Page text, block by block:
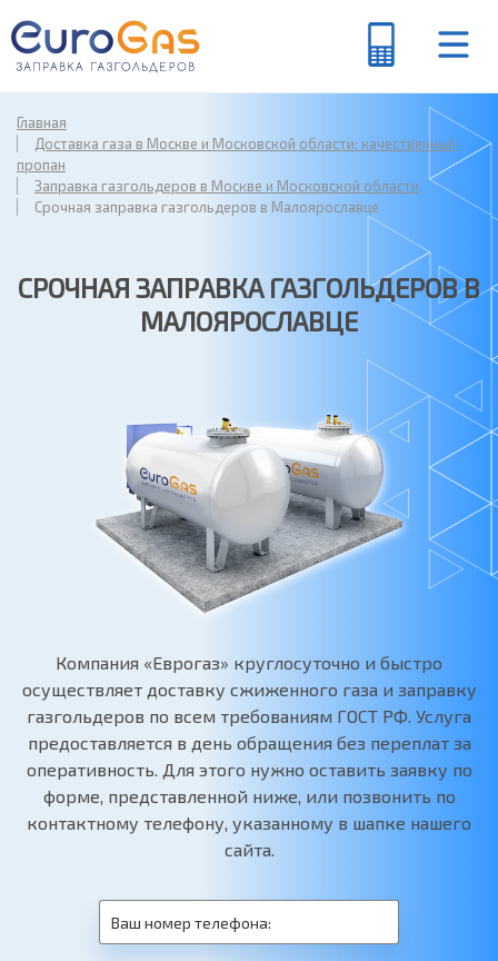
Главная
Доставка газа в Москве и Московской области: качественный
пропан
Заправка газгольдеров в Москве и Московской области
Срочная заправка газгольдеров в Малоярославце
СРОЧНАЯ ЗАПРАВКА ГАЗГОЛЬДЕРОВ В
МАЛОЯРОСЛАВЦЕ
Компания «Еврогаз» круглосуточно и быстро
осуществляет доставку сжиженного газа и заправку
газгольдеров по всем требованиям ГОСТ РФ. Услуга
предоставляется в день обращения без переплат за
оперативность. Для этого нужно оставить заявку по
форме, представленной ниже, или позвонить по
контактному телефону, указанному в шапке нашего
сайта.